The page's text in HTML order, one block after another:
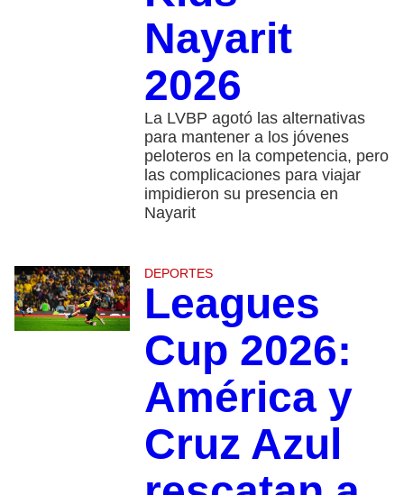
Nayarit
2026
La LVBP agotó las alternativas
para mantener a los jóvenes
peloteros en la competencia, pero
las complicaciones para viajar
impidieron su presencia en
Nayarit
DEPORTES
Leagues
Cup 2026:
América y
Cruz Azul